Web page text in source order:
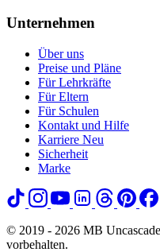
Unternehmen
Über uns
Preise und Pläne
Für Lehrkräfte
Für Eltern
Für Schulen
Kontakt und Hilfe
Karriere Neu
Sicherheit
Marke
© 2019 - 2026 MB
vorbehalten.